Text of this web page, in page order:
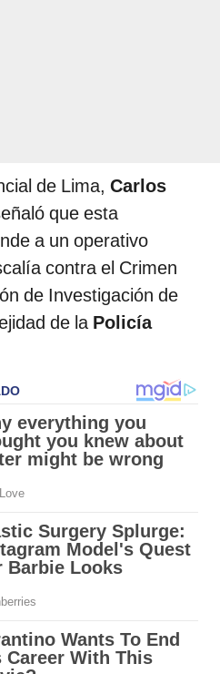
de Lima, Carlos
que esta
a un operativo
contra el Crimen
de Investigación de
de la Policía